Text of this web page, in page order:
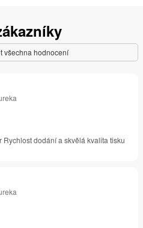
všechna hodnocení
dodání a skvělá kvalita tisku